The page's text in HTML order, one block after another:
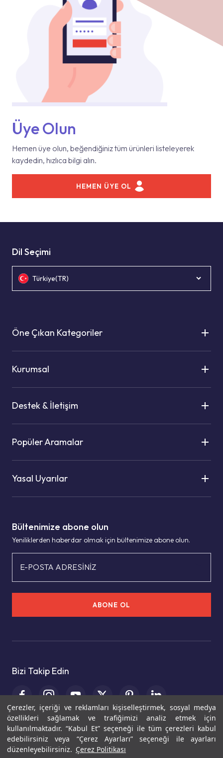
Çerezler, içeriği ve reklamları kişiselleştirmek, sosyal medya
özellikleri sağlamak ve trafiğimizi analiz etmek için
kullanılmaktadır. “Kabul Et” seçeneği ile tüm çerezleri kabul
edebilirsiniz veya “Çerez Ayarları” seçeneği ile ayarları
düzenleyebilirsiniz. Çerez Politikası
Üye Olun
Hemen üye olun, beğendiğiniz tüm ürünleri listeleyerek
kaydedin, hızlıca bilgi alın.
HEMEN ÜYE OL
Bültenimize abone olun
Yeniliklerden haberdar olmak için bültenimize abone olun.
E-POSTA ADRESİNİZ
ABONE OL
Bizi Takip Edin
Dil Seçimi
Türkiye(TR)
Öne Çıkan Kategoriler
Kurumsal
Destek & İletişim
Popüler Aramalar
Yasal Uyarılar
© 2025 Kale Seramik